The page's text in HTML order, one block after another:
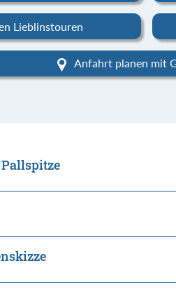
Lieblinstouren
Anfahrt planen mit